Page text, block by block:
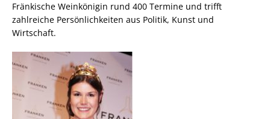
Fränkische Weinkönigin rund 400 Termine und trifft
zahlreiche Persönlichkeiten aus Politik, Kunst und
Wirtschaft.